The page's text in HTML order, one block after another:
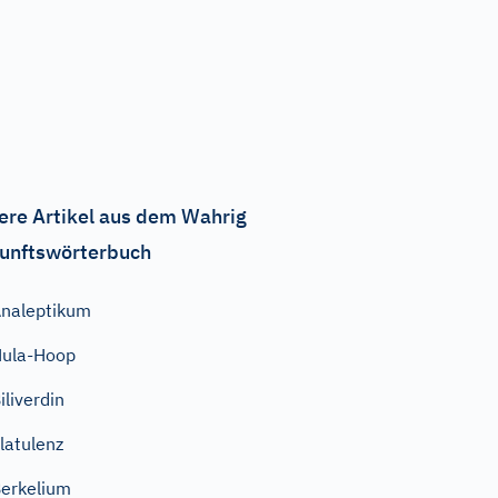
Artikel aus dem Wahrig
Hoop